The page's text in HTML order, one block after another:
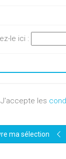
le ici :
J'accepte les
ma sélection